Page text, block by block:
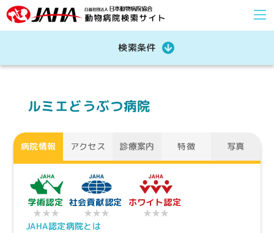
検索条件
ルミエどうぶつ病院
病院情報 アクセス 診療案内 特徴 写真
学術認定
★★★
社会貢献認定
★★★
ホワイト認定
★★★
JAHA認定病院とは